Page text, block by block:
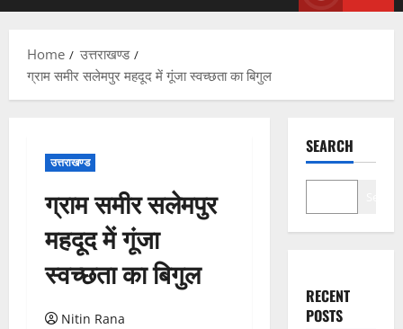
Home
उत्तराखण्ड
ग्राम समीर सलेमपुर महदूद में गूंजा स्वच्छता का बिगुल
उत्तराखण्ड
ग्राम समीर सलेमपुर
महदूद में गूंजा
स्वच्छता का बिगुल
Nitin Rana
SEARCH
RECENT
POSTS